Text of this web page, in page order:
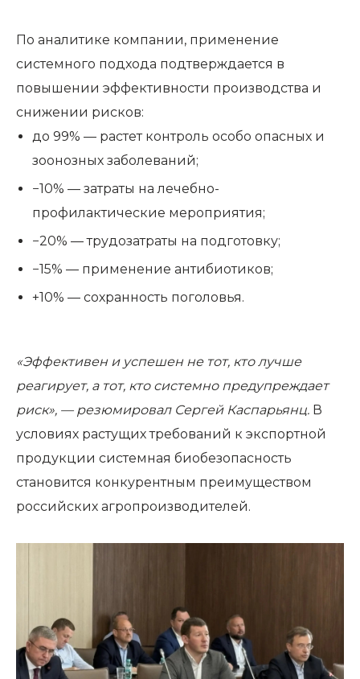
По аналитике компании, применение
системного подхода подтверждается в
повышении эффективности производства и
снижении рисков:
до 99% — растет контроль особо опасных и
зоонозных заболеваний;
−10% — затраты на лечебно-
профилактические мероприятия;
−20% — трудозатраты на подготовку;
−15% — применение антибиотиков;
+10% — сохранность поголовья.
«Эффективен и успешен не тот, кто лучше
реагирует, а тот, кто системно предупреждает
риск», — резюмировал Сергей Каспарьянц. В
условиях растущих требований к экспортной
продукции системная биобезопасность
становится конкурентным преимуществом
российских агропроизводителей.